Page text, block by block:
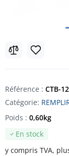
Référence : CTB-
Catégorie:
En stock
y compris TVA,
Poids : 0,60kg